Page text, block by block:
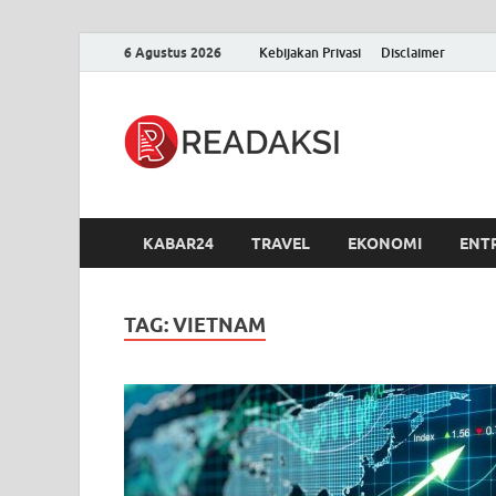
6 Agustus 2026 Kebijakan Privasi Disclaimer
KABAR24 TRAVEL EKONOMI
TAG:VIETNAM